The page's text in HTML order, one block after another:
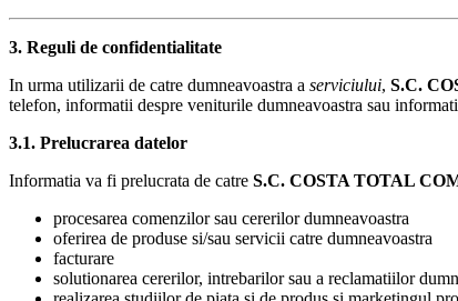
3. Reguli de confidentialitate
In urma utilizarii de catre dumneavoastra a serviciului, S.C.
telefon, informatii despre veniturile dumneavoastra sau
3.1. Prelucrarea datelor
Informatia va fi prelucrata de catre S.C. COSTA TOTAL
procesarea comenzilor sau cererilor dumneavoastra
oferirea de produse si/sau servicii catre dumneavoastra
facturare
solutionarea cererilor, intrebarilor sau a reclamatiilor